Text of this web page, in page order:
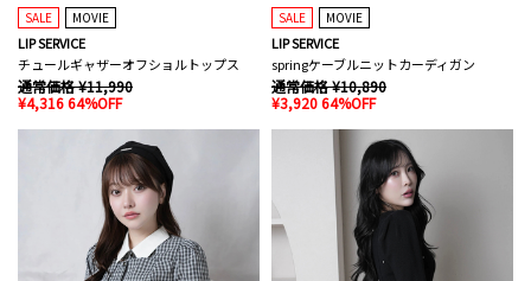
SALE MOVIE
LIP SERVICE
チュールギャザーオフショルトップス
通常価格 ¥11,990
¥4,316 64%OFF
SALE MOVIE
LIP SERVICE
springケーブルニットカーディガン
通常価格 ¥10,890
¥3,920 64%OFF